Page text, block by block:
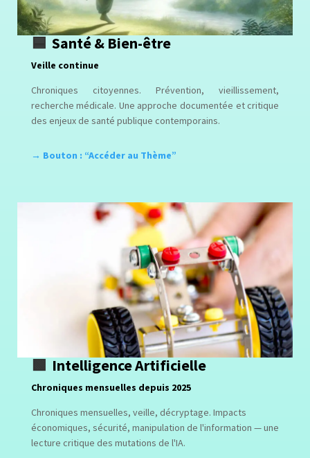
🟦 Santé & Bien-être
Veille continue
Chroniques citoyennes. Prévention, vieillissement,
recherche médicale. Une approche documentée et critique
des enjeux de santé publique contemporains.
→ Bouton : “Accéder au Thème”
🟩 Intelligence Artificielle
Chroniques mensuelles depuis 2025
Chroniques mensuelles, veille, décryptage. Impacts
économiques, sécurité, manipulation de l'information — une
lecture critique des mutations de l'IA.